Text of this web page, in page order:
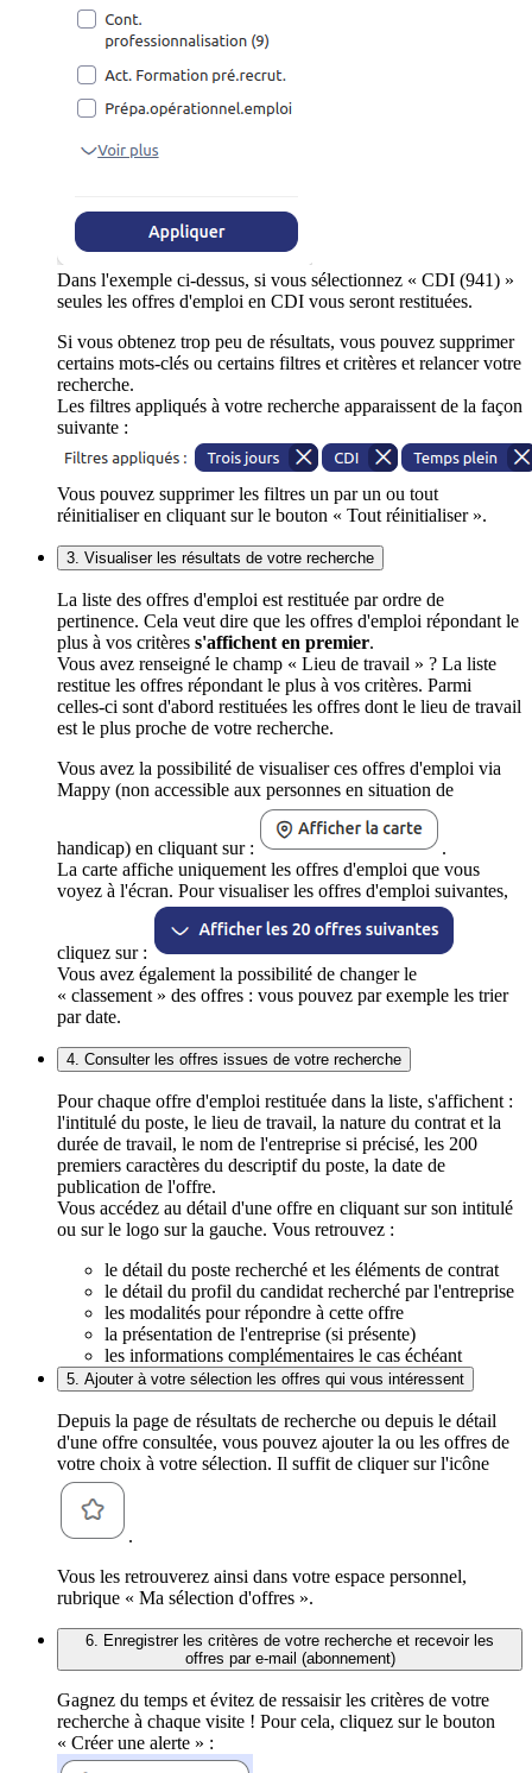
Dans l'exemple ci-dessus, si vous sélectionnez « CDI (941) »
seules les offres d'emploi en CDI vous seront restituées.
Si vous obtenez trop peu de résultats, vous pouvez supprimer
certains mots-clés ou certains filtres et critères et relancer votre
recherche.
Les filtres appliqués à votre recherche apparaissent de la façon
suivante :
Vous pouvez supprimer les filtres un par un ou tout
réinitialiser en cliquant sur le bouton « Tout réinitialiser ».
3. Visualiser les résultats de votre recherche
La liste des offres d'emploi est restituée par ordre de
pertinence. Cela veut dire que les offres d'emploi répondant le
plus à vos critères s'affichent en premier.
Vous avez renseigné le champ « Lieu de travail » ? La liste
restitue les offres répondant le plus à vos critères. Parmi
celles-ci sont d'abord restituées les offres dont le lieu de travail
est le plus proche de votre recherche.
Vous avez la possibilité de visualiser ces offres d'emploi via
Mappy (non accessible aux personnes en situation de
handicap) en cliquant sur :
.
La carte affiche uniquement les offres d'emploi que vous
voyez à l'écran. Pour visualiser les offres d'emploi suivantes,
cliquez sur :
Vous avez également la possibilité de changer le
« classement » des offres : vous pouvez par exemple les trier
par date.
4. Consulter les offres issues de votre recherche
Pour chaque offre d'emploi restituée dans la liste, s'affichent :
l'intitulé du poste, le lieu de travail, la nature du contrat et la
durée de travail, le nom de l'entreprise si précisé, les 200
premiers caractères du descriptif du poste, la date de
publication de l'offre.
Vous accédez au détail d'une offre en cliquant sur son intitulé
ou sur le logo sur la gauche. Vous retrouvez :
le détail du poste recherché et les éléments de contrat
le détail du profil du candidat recherché par l'entreprise
les modalités pour répondre à cette offre
la présentation de l'entreprise (si présente)
les informations complémentaires le cas échéant
5. Ajouter à votre sélection les offres qui vous intéressent
Depuis la page de résultats de recherche ou depuis le détail
d'une offre consultée, vous pouvez ajouter la ou les offres de
votre choix à votre sélection. Il suffit de cliquer sur l'icône
.
Vous les retrouverez ainsi dans votre espace personnel,
rubrique « Ma sélection d'offres ».
6. Enregistrer les critères de votre recherche et recevoir les
offres par e-mail (abonnement)
Gagnez du temps et évitez de ressaisir les critères de votre
recherche à chaque visite ! Pour cela, cliquez sur le bouton
« Créer une alerte » :